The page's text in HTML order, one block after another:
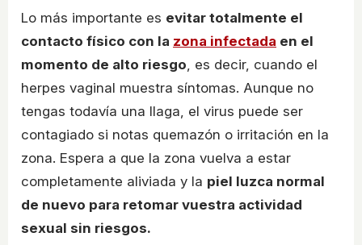
Lo más importante es evitar totalmente el
contacto físico con la zona infectada en el
momento de alto riesgo , es decir, cuando el
herpes vaginal muestra síntomas. Aunque no
tengas todavía una llaga, el virus puede ser
contagiado si notas quemazón o irritación en la
zona. Espera a que la zona vuelva a estar
completamente aliviada y la piel luzca normal
de nuevo para retomar vuestra actividad
sexual sin riesgos.